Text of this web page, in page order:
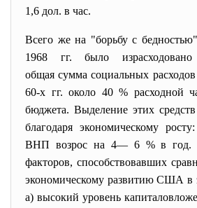
1,6 дол. в час.
Всего же на "борьбу с
1968 гг. было
общая сумма социальных
60-х гг. около 40 % расходной
бюджета. Выделение этих
благодаря экономическому
ВНП возрос на 4— 6 % в год.
факторов, способствовавших
экономическому развитию США в
а) высокий уровень